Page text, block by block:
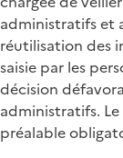
administratifs et
réutilisation des
saisie par les
décision
administratifs.
préalable